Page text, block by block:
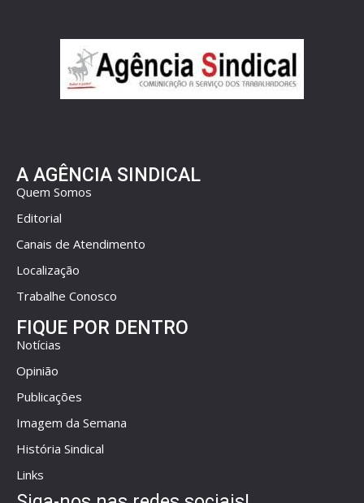
A AGÊNCIA SINDICAL
Quem Somos
Editorial
Canais de Atendimento
Localização
Trabalhe Conosco
FIQUE POR DENTRO
Notícias
Opinião
Publicações
Imagem da Semana
História Sindical
Links